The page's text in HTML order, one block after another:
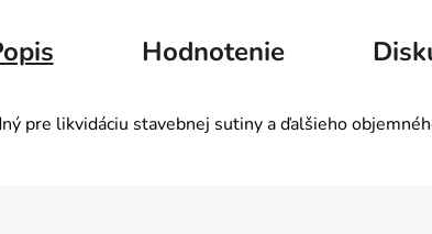
Hodnotenie
pre likvidáciu stavebnej sutiny a ďalšieho